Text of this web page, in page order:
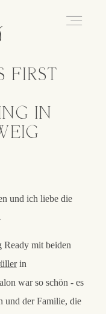
FIRST
IN
und ich liebe die
Ready mit beiden
in
war so schön - es
und der Familie, die